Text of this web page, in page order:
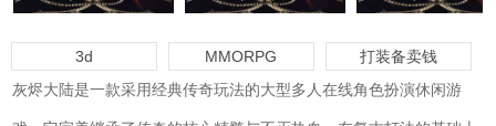
3d MMORPG
打装备卖钱
灰烬大陆是一款采用经典传奇玩法的大型多人在线角色扮演休闲游